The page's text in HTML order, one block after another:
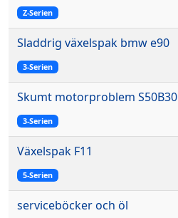
Z-Serien
Sladdrig växelspak bmw e90
3-Serien
Skumt motorproblem S50B30
3-Serien
Växelspak F11
5-Serien
serviceböcker och öl